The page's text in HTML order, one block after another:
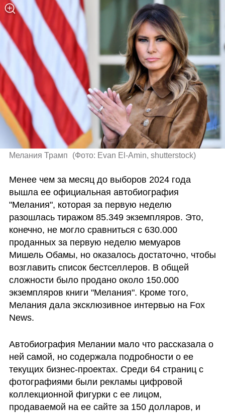
Мелания Трамп (Фото: Evan El-Amin, shutterstock)
Менее чем за месяц до выборов 2024 года
вышла ее официальная автобиография
"Мелания", которая за первую неделю
разошлась тиражом 85.349 экземпляров. Это,
конечно, не могло сравниться с 630.000
проданных за первую неделю мемуаров
Мишель Обамы, но оказалось достаточно, чтобы
возглавить список бестселлеров. В общей
сложности было продано около 150.000
экземпляров книги "Мелания". Кроме того,
Мелания дала эксклюзивное интервью на Fox
News.
Автобиография Мелании мало что рассказала о
ней самой, но содержала подробности о ее
текущих бизнес-проектах. Среди 64 страниц с
фотографиями были рекламы цифровой
коллекционной фигурки с ее лицом,
продаваемой на ее сайте за 150 долларов, и